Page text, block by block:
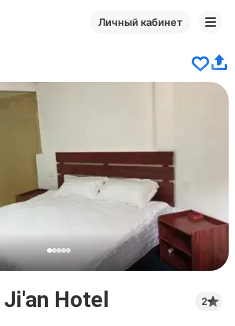
Личный кабинет
Hotel 2